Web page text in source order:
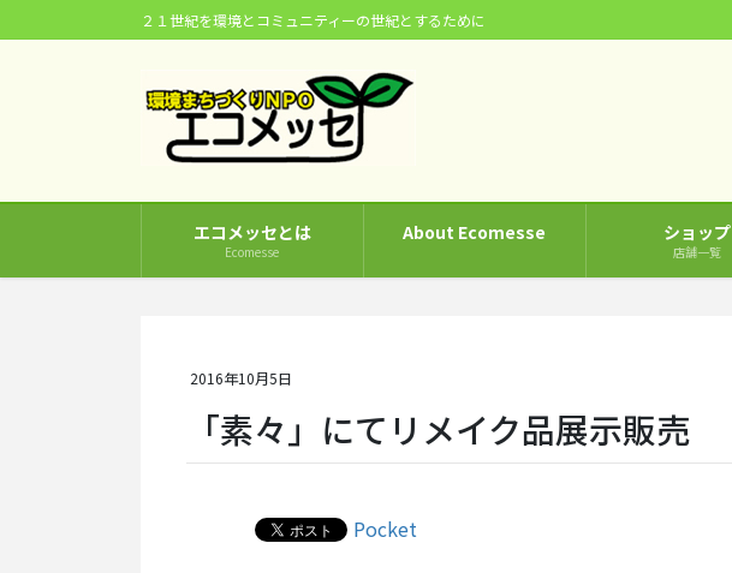
ン
ビ
動
２１世紀を環境とコミュニティーの世紀とするために
エコメッセとは
Ecomesse
About Ecomesse ショップ
店舗一覧
2016年10月5日
「素々」にてリメイク品展示販売
Pocket